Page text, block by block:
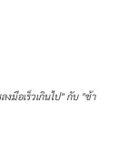
งมือเร็วเกินไป" กับ "ช้า